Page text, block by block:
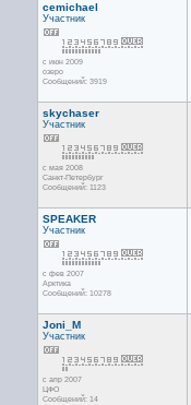
cemichael
Участник
с июн 2009
озеро
Сообщений: 3919
skychaser
Участник
с мая 2008
Санкт-Петербург
Сообщений: 1123
SPEAKER
Участник
с фев 2007
Арктика
Сообщений: 10278
Joni_M
Участник
с апр 2007
ЦФО
Сообщений: 14